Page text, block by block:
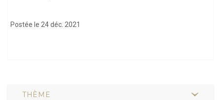
Postée le 24 déc. 2021
THÈME